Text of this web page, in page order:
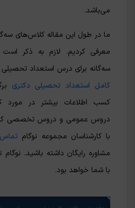
می‌باشد.
ما در طول این مقاله کلاس‌های
معرفی کردیم. لازم به ذکر
سه‌گانه برای درس استعداد تحصیلی
کامل استعداد تحصیلی دکتری
کسب اطلاعات بیشتر در مورد
دروس عمومی و دروس تخصصی
با کارشناسان مجموعه نوگام تماس
مشاوره رایگان داشته باشید. نوگام
با شما خواهد بود.